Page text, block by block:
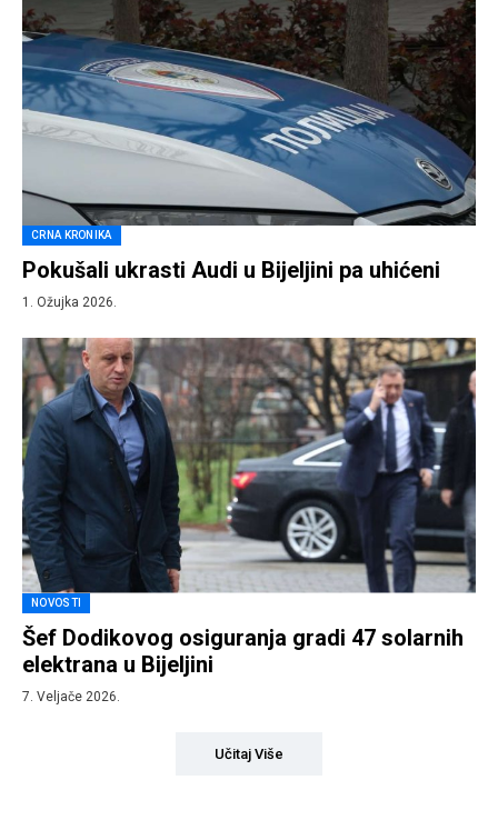
CRNA KRONIKA
Pokušali ukrasti Audi u Bijeljini pa uhićeni
1. Ožujka 2026.
NOVOSTI
Šef Dodikovog osiguranja gradi 47 solarnih
elektrana u Bijeljini
7. Veljače 2026.
Učitaj Više